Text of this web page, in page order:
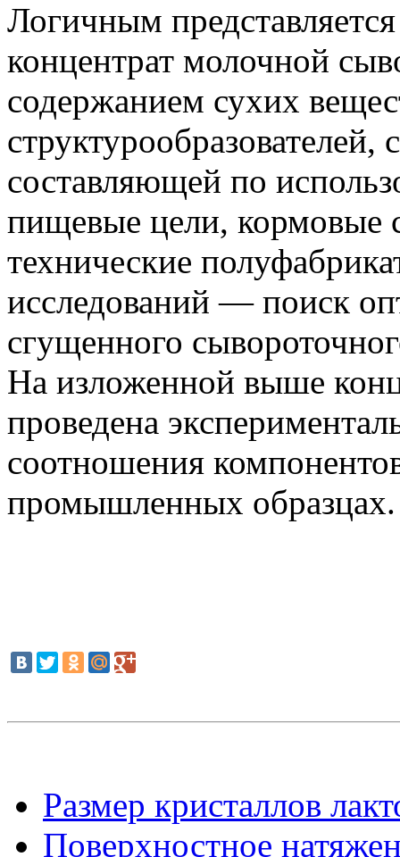
Логичным
концентрат молочной
содержанием сухих
составляющей по
пищевые цели, кормовые
технические
исследований — поиск
сгущенного
На изложенной выше
проведена
соотношения
промышленных образцах.
Размер кристаллов
Поверхностное